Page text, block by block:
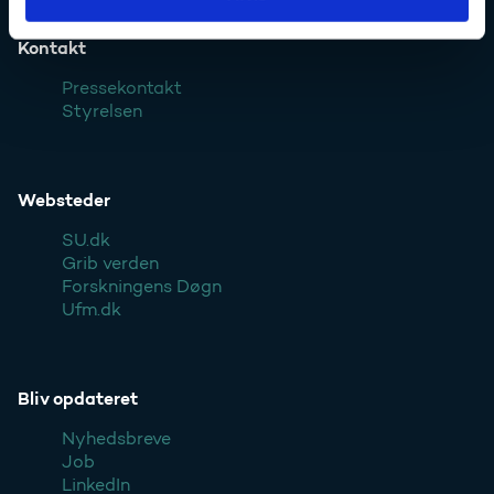
Kontakt
Pressekontakt
Styrelsen
Websteder
SU.dk
Grib verden
Forskningens Døgn
Ufm.dk
Bliv opdateret
Nyhedsbreve
Job
LinkedIn